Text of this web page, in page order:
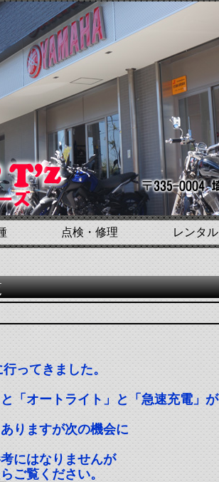
点検・修理 レンタル
ってきました。
「オートライト」と「急速充電」が
りますが次の機会に
にはなりませんが
ご覧ください。